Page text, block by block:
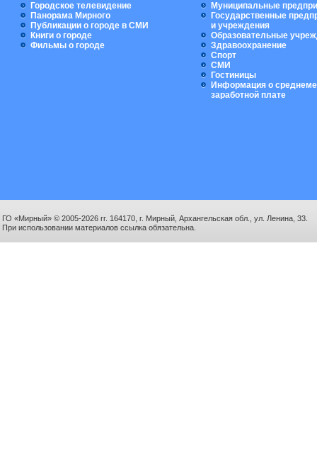
Городское телевидение
Панорама Мирного
Публикации о городе в СМИ
Книги о городе
Фильмы о городе
Муниципальные
Государственные
и учреждения
Образовательные
Здравоохранение
Спорт
СМИ
Гостиницы
Информация о
заработной плате
ГО «Мирный» © 2005-2026 гг. 164170, г. Мирный, Архангельская обл., ул. Ленина, 33.
При использовании материалов ссылка обязательна.